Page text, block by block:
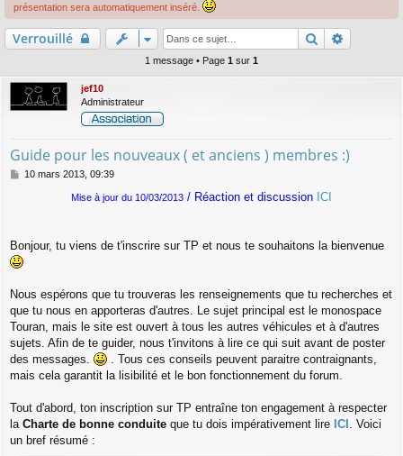
présentation sera automatiquement inséré.
Verrouillé Rechercher
1 message • Page 1 sur 1
jef10
Administrateur
Guide pour les nouveaux ( et anciens ) membres :)
M
g
e
10 mars 2013, 09:39
Mise à jour du 10/03/2013 / Réaction et discussion ICI
Bonjour, tu viens de t'inscrire sur TP et nous te souhaitons la bienvenue
Nous espérons que tu trouveras les renseignements que tu recherches et
que tu nous en apporteras d'autres. Le sujet principal est le monospace
Touran, mais le site est ouvert à tous les autres véhicules et à d'autres
sujets. Afin de te guider, nous t'invitons à lire ce qui suit avant de poster
des messages.
. Tous ces conseils peuvent paraitre contraignants,
mais cela garantit la lisibilité et le bon fonctionnement du forum.
Tout d'abord, ton inscription sur TP entraîne ton engagement à respecter
la Charte de bonne conduite que tu dois impérativement lire ICI . Voici
un bref résumé :